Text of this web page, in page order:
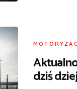
dziś